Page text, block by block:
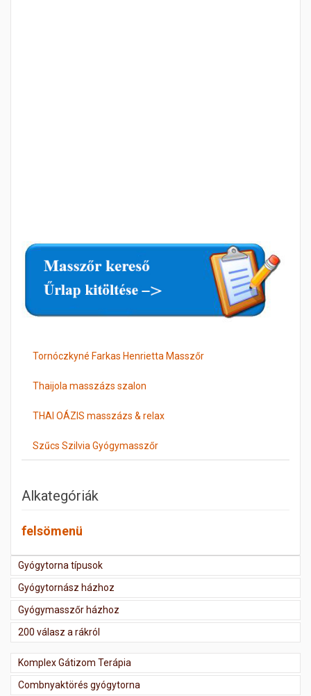
Tornóczkyné Farkas Henrietta Masszőr
Thaijola masszázs szalon
THAI OÁZIS masszázs & relax
Szűcs Szilvia Gyógymasszőr
Alkategóriák
felsömenü
Gyógytorna típusok
Gyógytornász házhoz
Gyógymasszőr házhoz
200 válasz a rákról
Komplex Gátizom Terápia
Combnyaktörés gyógytorna